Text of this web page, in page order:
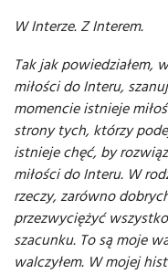
W Interze. Z Interem.
Tak jak powiedziałem,
miłości do Interu,
momencie istnieje
strony tych, którzy
istnieje chęć, by
miłości do Interu. W
rzeczy, zarówno
przezwyciężyć
szacunku. To są moje
walczyłem. W mojej